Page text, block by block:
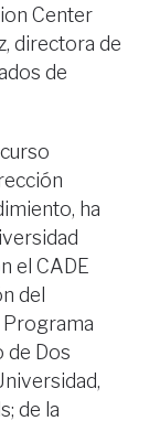
Center
directora de
de
ha
el CADE
del
Programa
de Dos
de la